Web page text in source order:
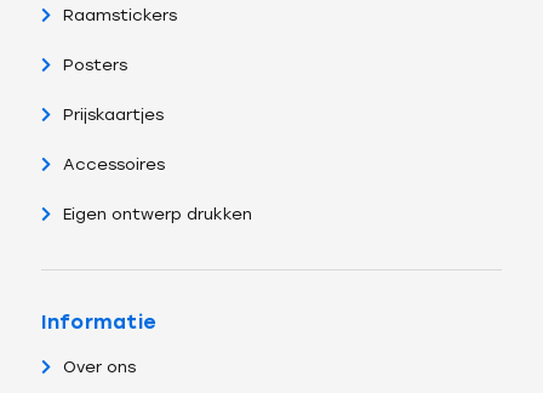
Raamstickers
Posters
Prijskaartjes
Accessoires
Eigen ontwerp drukken
Informatie
Over ons